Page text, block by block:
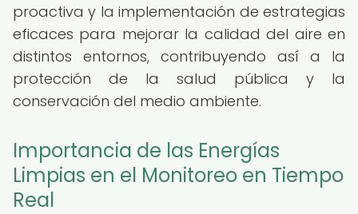
proactiva y la implementación de estrategias
eficaces para mejorar la calidad del aire en
distintos entornos, contribuyendo así a la
protección de la salud pública y la
conservación del medio ambiente.
Importancia de las Energías
Limpias en el Monitoreo en Tiempo
Real